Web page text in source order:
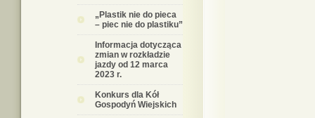
„Plastik nie do pieca
– piec nie do plastiku”
Informacja dotycząca
zmian w rozkładzie
jazdy od 12 marca
2023 r.
Konkurs dla Kół
Gospodyń Wiejskich